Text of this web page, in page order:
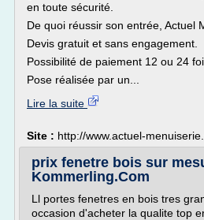
en toute sécurité.
De quoi réussir son entrée, Actuel
Devis gratuit et sans engagement.
Possibilité de paiement 12 ou 24
Pose réalisée par un...
Lire la suite
Site : http://www.actuel-
prix fenetre bois sur
Kommerling.Com
Ll portes fenetres en bois tres
occasion d'acheter la qualite top